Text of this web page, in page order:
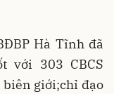
Hà Tĩnh đã
với 303 CBCS
giới;chỉ đạo